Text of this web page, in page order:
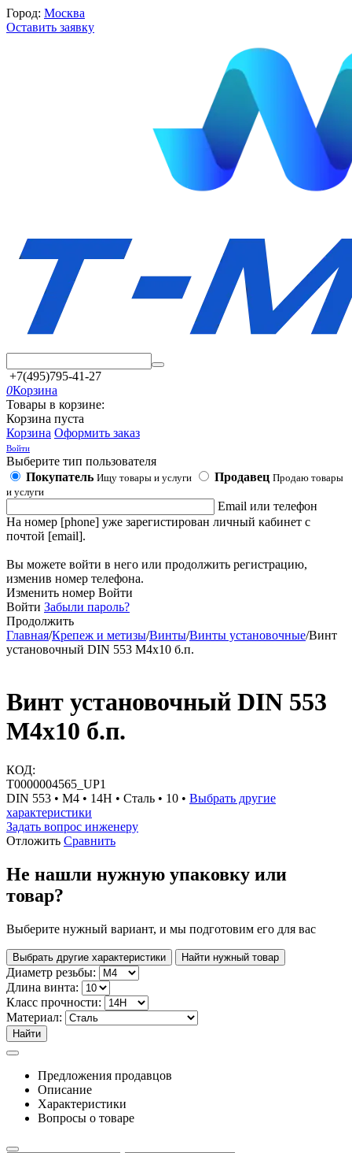
Город: Москва
Оставить заявку
+7(495)795-41-27
0Корзина
Товары в корзине:
Корзина пуста
Корзина Оформить заказ
Войти
Выберите тип пользователя
Покупатель Ищу товары и услуги Продавец Продаю товары
и услуги
Email или телефон
На номер [phone] уже зарегистирован личный кабинет с
почтой [email].
Вы можете войти в него или продолжить регистрацию,
изменив номер телефона.
Изменить номер Войти
Войти Забыли пароль?
Продолжить
Главная/Крепеж и метизы/Винты/Винты установочные/Винт
установочный DIN 553 М4х10 б.п.
Винт установочный DIN 553
М4х10 б.п.
КОД:
Т0000004565_UP1
DIN 553 • М4 • 14H • Сталь • 10 • Выбрать другие
характеристики
Задать вопрос инженеру
Отложить Сравнить
Не нашли нужную упаковку или
товар?
Выберите нужный вариант, и мы подготовим его для вас
Выбрать другие характеристики Найти нужный товар
Диаметр резьбы:
Длина винта:
Класс прочности:
Материал:
Найти
Предложения продавцов
Описание
Характеристики
Вопросы о товаре